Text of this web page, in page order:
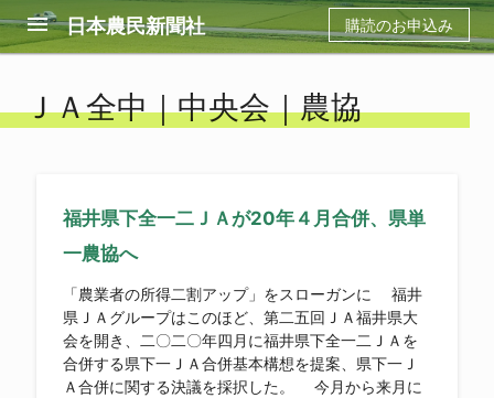
menu 日本農民新聞社 購読のお申込み
ＪＡ全中｜中央会｜農協
福井県下全一二ＪＡが20年４月合併、県単
一農協へ
「農業者の所得二割アップ」をスローガンに 福井
県ＪＡグループはこのほど、第二五回ＪＡ福井県大
会を開き、二〇二〇年四月に福井県下全一二ＪＡを
合併する県下一ＪＡ合併基本構想を提案、県下一Ｊ
Ａ合併に関する決議を採択した。 今月から来月に